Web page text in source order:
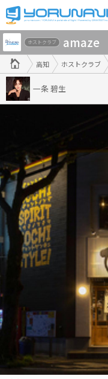
高
知
県
版
高知 ホストクラブ
ホストクラブ amaze
一条 碧生